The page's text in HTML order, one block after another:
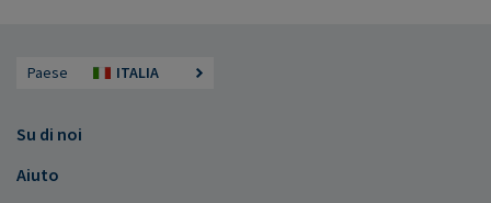
Paese ITALIA
Su di noi
Aiuto